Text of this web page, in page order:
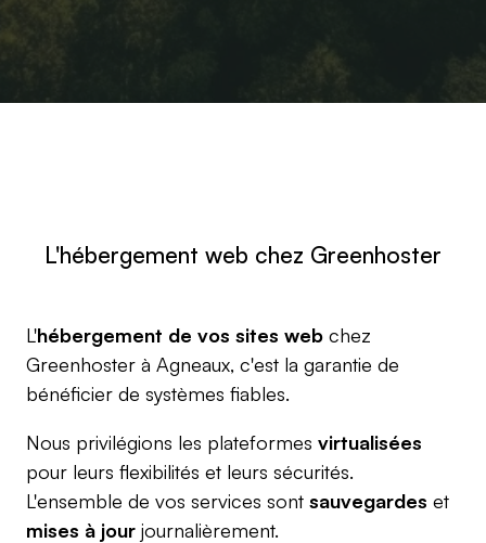
L'hébergement web chez Greenhoster
L'hébergement de vos sites web chez
Greenhoster à Agneaux, c'est la garantie de
bénéficier de systèmes fiables.
Nous privilégions les plateformes virtualisées
pour leurs flexibilités et leurs sécurités.
L'ensemble de vos services sont sauvegardes et
mises à jour journalièrement.